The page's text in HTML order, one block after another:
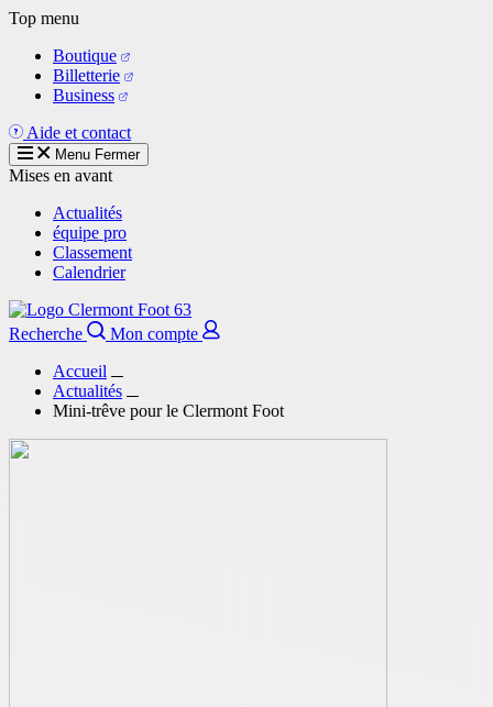
Aller
contenu
principal
Top menu
Boutique
Billetterie
Business
Aide et contact
Menu Fermer
Mises en avant
Actualités
équipe pro
Classement
Calendrier
Recherche
Mon compte
Accueil
Actualités
Mini-trêve pour le Clermont Foot